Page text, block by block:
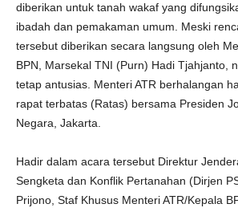
diberikan untuk tanah wakaf yang
ibadah dan pemakaman umum. Meski
tersebut diberikan secara langsung oleh
BPN, Marsekal TNI (Purn) Hadi Tjahjanto,
tetap antusias. Menteri ATR berhalangan
rapat terbatas (Ratas) bersama Presiden
Negara, Jakarta.
Hadir dalam acara tersebut Direktur
Sengketa dan Konflik Pertanahan (Dirjen
Prijono, Staf Khusus Menteri ATR/Kepala